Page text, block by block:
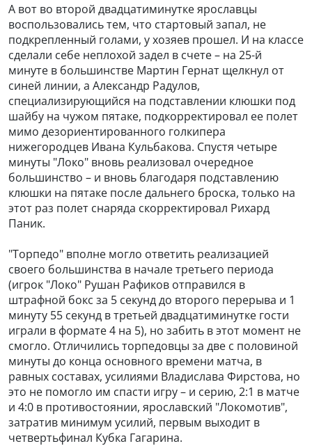
А вот во второй двадцатиминутке ярославцы
воспользовались тем, что стартовый запал, не
подкрепленный голами, у хозяев прошел. И на классе
сделали себе неплохой задел в счете – на 25-й
минуте в большинстве Мартин Гернат щелкнул от
синей линии, а Александр Радулов,
специализирующийся на подставлении клюшки под
шайбу на чужом пятаке, подкорректировал ее полет
мимо дезориентированного голкипера
нижегородцев Ивана Кульбакова. Спустя четыре
минуты "Локо" вновь реализовал очередное
большинство – и вновь благодаря подставлению
клюшки на пятаке после дальнего броска, только на
этот раз полет снаряда скорректировал Рихард
Паник.
"Торпедо" вполне могло ответить реализацией
своего большинства в начале третьего периода
(игрок "Локо" Рушан Рафиков отправился в
штрафной бокс за 5 секунд до второго перерыва и 1
минуту 55 секунд в третьей двадцатиминутке гости
играли в формате 4 на 5), но забить в этот момент не
смогло. Отличились торпедовцы за две с половиной
минуты до конца основного времени матча, в
равных составах, усилиями Владислава Фирстова, но
это не помогло им спасти игру – и серию, 2:1 в матче
и 4:0 в противостоянии, ярославский "Локомотив",
затратив минимум усилий, первым выходит в
четвертьфинал Кубка Гагарина.